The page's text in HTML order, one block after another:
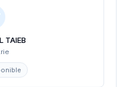
TAIEB